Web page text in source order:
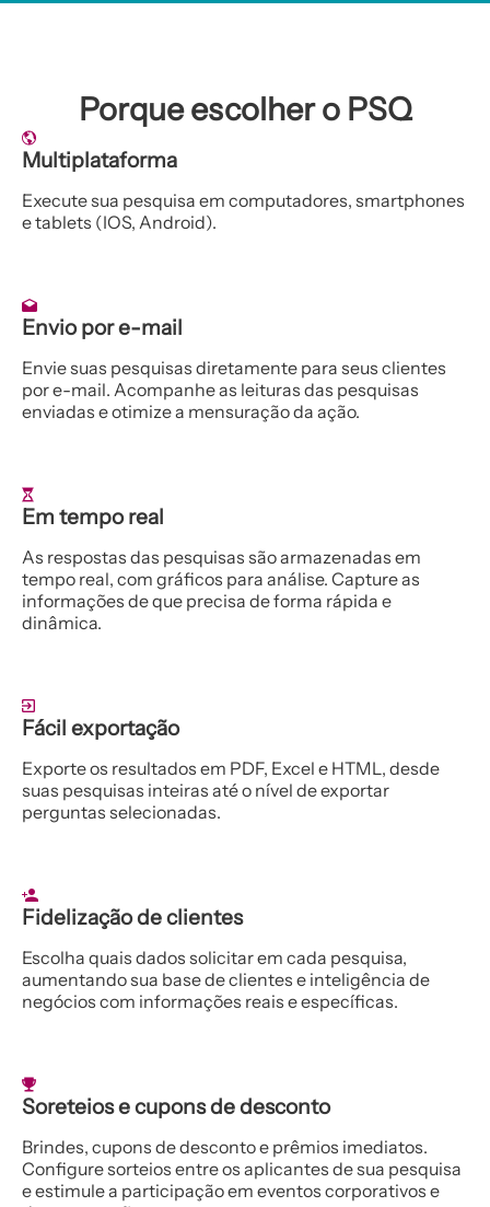
Porque escolher o PSQ
Multiplataforma
Execute sua pesquisa em computadores, smartphones
e tablets (IOS, Android).
Envio por e-mail
Envie suas pesquisas diretamente para seus clientes
por e-mail. Acompanhe as leituras das pesquisas
enviadas e otimize a mensuração da ação.
Em tempo real
As respostas das pesquisas são armazenadas em
tempo real, com gráficos para análise. Capture as
informações de que precisa de forma rápida e
dinâmica.
Fácil exportação
Exporte os resultados em PDF, Excel e HTML, desde
suas pesquisas inteiras até o nível de exportar
perguntas selecionadas.
Fidelização de clientes
Escolha quais dados solicitar em cada pesquisa,
aumentando sua base de clientes e inteligência de
negócios com informações reais e específicas.
Soreteios e cupons de desconto
Brindes, cupons de desconto e prêmios imediatos.
Configure sorteios entre os aplicantes de sua pesquisa
e estimule a participação em eventos corporativos e